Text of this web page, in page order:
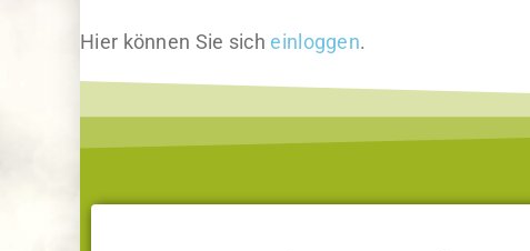
Hier können Sie sicheinloggen.